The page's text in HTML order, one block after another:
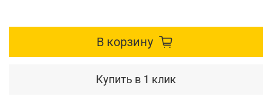
В корзину
Купить в 1 клик